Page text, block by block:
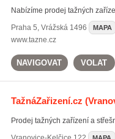
Nabízíme prodej tažných
Praha 5, Vrážská 1496 MAPA
www.tazne.cz
NAVIGOVAT VOLAT
TažnáZařizení.cz
Prodej tažných zařízení a